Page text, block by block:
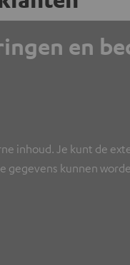
en
inhoud. Je kunt de
kunnen